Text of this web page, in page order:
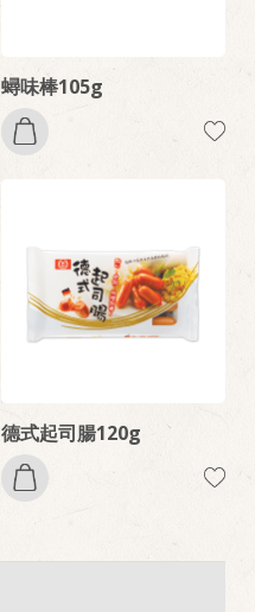
蟳味棒105g
德式起司腸120g